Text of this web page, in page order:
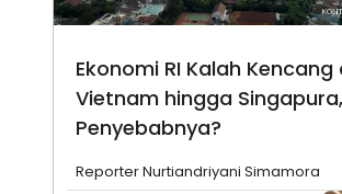
Ekonomi RI Kalah Kencang
Vietnam hingga
Penyebabnya?
Reporter Nurtiandriyani Simamora